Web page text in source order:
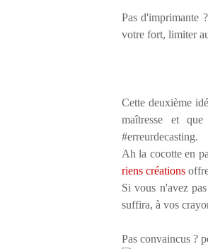
Pas d'imprimante
votre fort, limiter
Cette deuxième
maîtresse et
#erreurdecasting.
Ah la cocotte en
riens créations
Si vous n'avez
suffira, à vos
Pas convaincus ?